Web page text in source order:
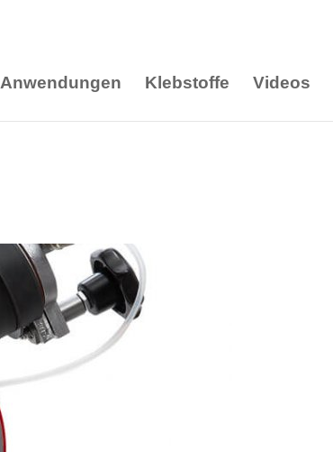
Anwendungen Klebstoffe Videos